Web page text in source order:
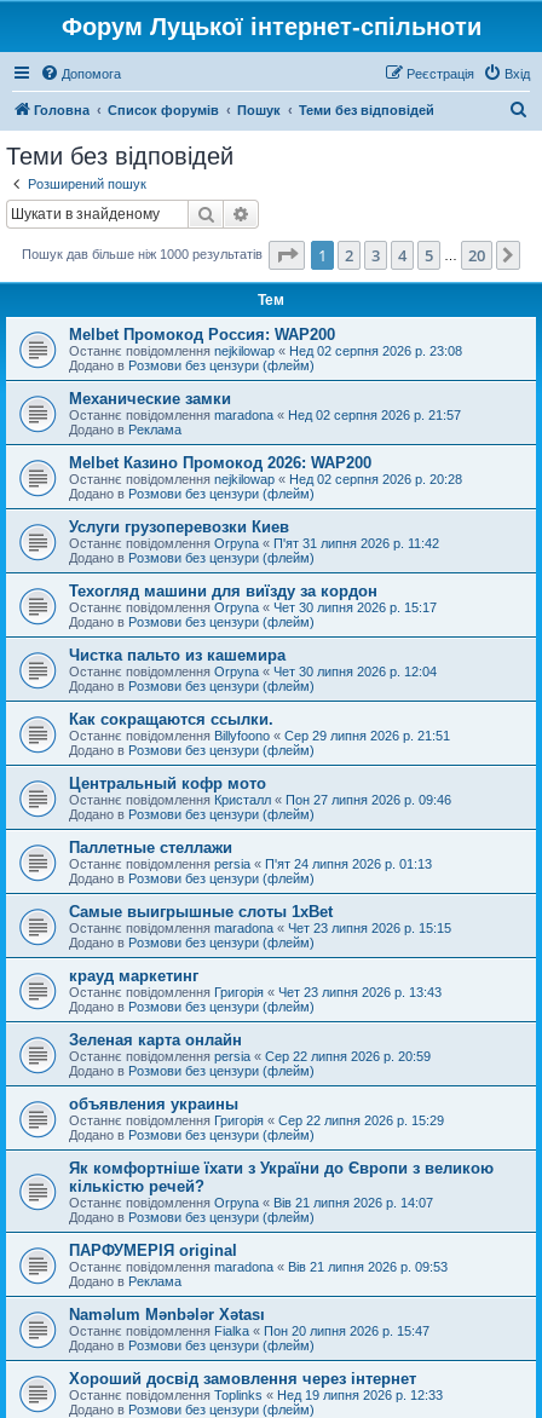
Форум Луцької інтернет-спільноти
Допомога Вхід
Реєстрація
Головна Список форумів Пошук Теми без відповідей
Теми без відповідей
Розширений пошук
Пошук
Пошук дав більше ніж 1000 результатів Сторінка 1 20
1 2 3 4 5 20
Тем
Melbet Промокод Россия: WAP200
Останнє повідомлення nejkilowap « Нед 02 серпня 2026 р. 23:08
Додано в Розмови без цензури (флейм)
Механические замки
Останнє повідомлення maradona « Нед 02 серпня 2026 р. 21:57
Додано в Реклама
Melbet Казино Промокод 2026: WAP200
Останнє повідомлення nejkilowap « Нед 02 серпня 2026 р. 20:28
Додано в Розмови без цензури (флейм)
Услуги грузоперевозки Киев
Останнє повідомлення Orpyna « П'ят 31 липня 2026 р. 11:42
Додано в Розмови без цензури (флейм)
Техогляд машини для виїзду за кордон
Останнє повідомлення Orpyna « Чет 30 липня 2026 р. 15:17
Додано в Розмови без цензури (флейм)
Чистка пальто из кашемира
Останнє повідомлення Orpyna « Чет 30 липня 2026 р. 12:04
Додано в Розмови без цензури (флейм)
Как сокращаются ссылки.
Останнє повідомлення Billyfoono « Сер 29 липня 2026 р. 21:51
Додано в Розмови без цензури (флейм)
Центральный кофр мото
Останнє повідомлення Кристалл « Пон 27 липня 2026 р. 09:46
Додано в Розмови без цензури (флейм)
Паллетные стеллажи
Останнє повідомлення persia « П'ят 24 липня 2026 р. 01:13
Додано в Розмови без цензури (флейм)
Самые выигрышные слоты 1xBet
Останнє повідомлення maradona « Чет 23 липня 2026 р. 15:15
Додано в Розмови без цензури (флейм)
крауд маркетинг
Останнє повідомлення Григорія « Чет 23 липня 2026 р. 13:43
Додано в Розмови без цензури (флейм)
Зеленая карта онлайн
Останнє повідомлення persia « Сер 22 липня 2026 р. 20:59
Додано в Розмови без цензури (флейм)
объявления украины
Останнє повідомлення Григорія « Сер 22 липня 2026 р. 15:29
Додано в Розмови без цензури (флейм)
Як комфортніше їхати з України до Європи з великою
кількістю речей?
Останнє повідомлення Orpyna « Вів 21 липня 2026 р. 14:07
Додано в Розмови без цензури (флейм)
ПАРФУМЕРІЯ original
Останнє повідомлення maradona « Вів 21 липня 2026 р. 09:53
Додано в Реклама
Naməlum Mənbələr Xətası
Останнє повідомлення Fialka « Пон 20 липня 2026 р. 15:47
Додано в Розмови без цензури (флейм)
Хороший досвід замовлення через інтернет
Останнє повідомлення Toplinks « Нед 19 липня 2026 р. 12:33
Додано в Розмови без цензури (флейм)